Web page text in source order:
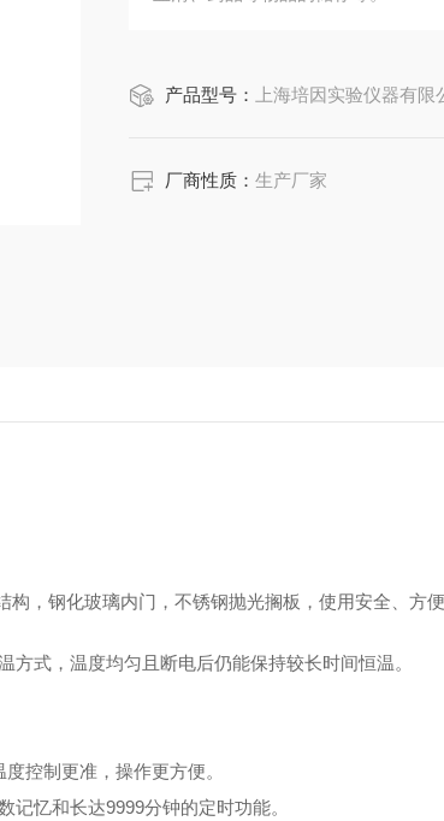
产品型号： 上海培因实验仪器有限公司
厂商性质：生产厂家
，钢化玻璃内门，不锈钢抛光搁板，使用安全、方
式，温度均匀且断电后仍能保持较长时间恒温。
控制更准，操作更方便。
忆和长达9999分钟的定时功能。